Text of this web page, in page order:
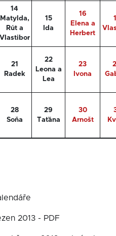
14
Matylda,
Rút a
Vlastibor
15
Ida
16
Elena a
Herbert
21
Radek
22
Leona a
Lea
23
Ivona
28
Soňa
29
Taťána
30
Arnošt
2013 - PDF